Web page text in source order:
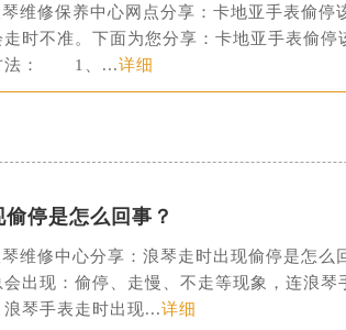
务中心（需提前预约）
后服务中心（需提前预约）
服务中心（需提前预约）
服务中心（需提前预约）
后服务中心（需提前预约）
后服务中心（需提前预约）
叉口浪琴售后服务中心（需提前预约）
务中心（需提前预约）
服务中心（需提前预约）
服务中心（需提前预约）
务中心（需提前预约）
修保养中心网点分享：卡地亚手表偷停
走时不准。下面为您分享：卡地亚手表
法： 1、...详细
停是怎么回事？
修中心分享：浪琴走时出现偷停是怎么
出现：偷停、走慢、不走等现象，连浪琴
琴手表走时出现...详细